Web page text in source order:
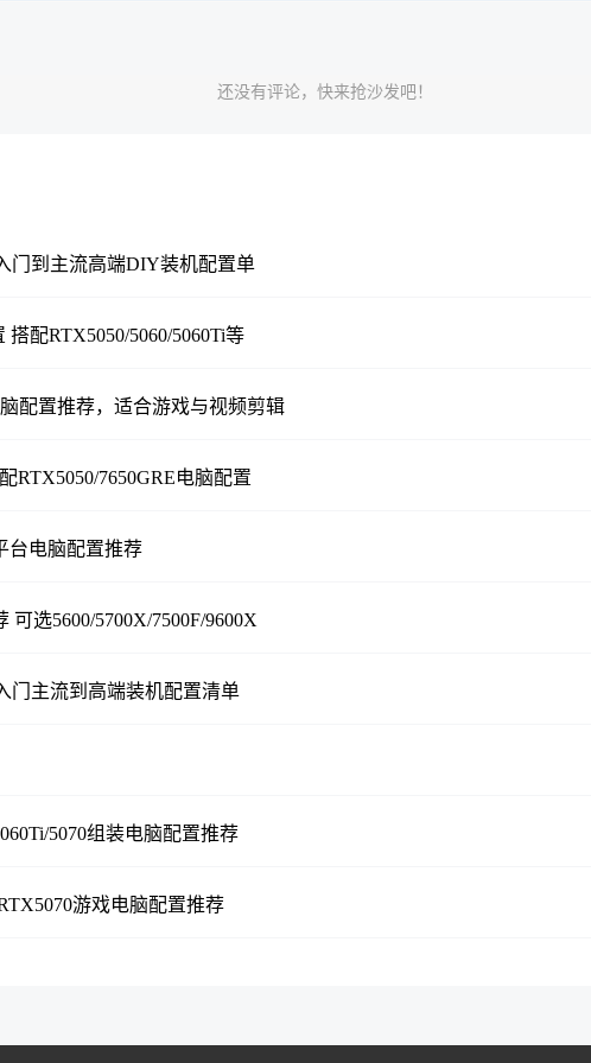
架构设计，最高频率为4.6GHz，6核12线程的设计，三级缓
，基本等同于GTX750Ti独显，凭借CPU自带的核显
电脑配置推荐，也是目前办公选择最多的配置方案，不过
还没有评论，快来抢沙发吧！
门到主流高端DIY装机配置单
配RTX5050/5060/5060Ti等
配置推荐，适合游戏与视频剪辑
RTX5050/7650GRE电脑配置
台电脑配置推荐
选5600/5700X/7500F/9600X
门主流到高端装机配置清单
5070组装电脑配置推荐
游戏电脑配置推荐